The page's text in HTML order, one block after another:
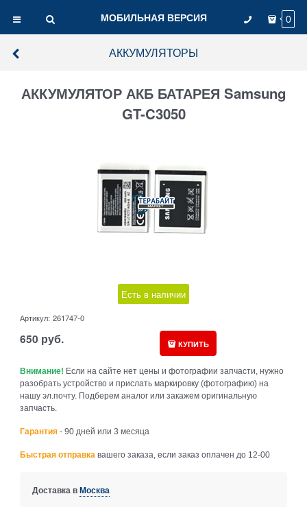
МОБИЛЬНАЯ ВЕРСИЯ 0
АККУМУЛЯТОРЫ
АККУМУЛЯТОР АКБ БАТАРЕЯ Samsung
GT-C3050
Есть в наличии
Артикул: 261747-0
650 руб. КУПИТЬ
Внимание! Если на сайте нет цены и фотографии запчасти, нужно
разобрать устройство и прислать маркировку (фотографию) на
нашу эл.почту. Подберем аналог или закажем оригинальную
запчасть.
Гарантия - 90 дней или 3 месяца
Быстрая отправка вашего заказа, если заказ оплачен до 12-00
Доставка вМосква